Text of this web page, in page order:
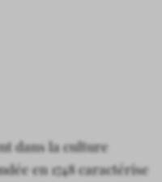
dans la culture
en 1748 caractérise